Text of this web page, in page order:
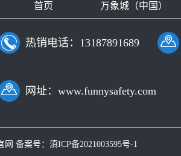
首页 万象城（中国）
热销电话：13187891689
网址：www.funnysafety.com
网 备案号： 滇ICP备2021003595号-1